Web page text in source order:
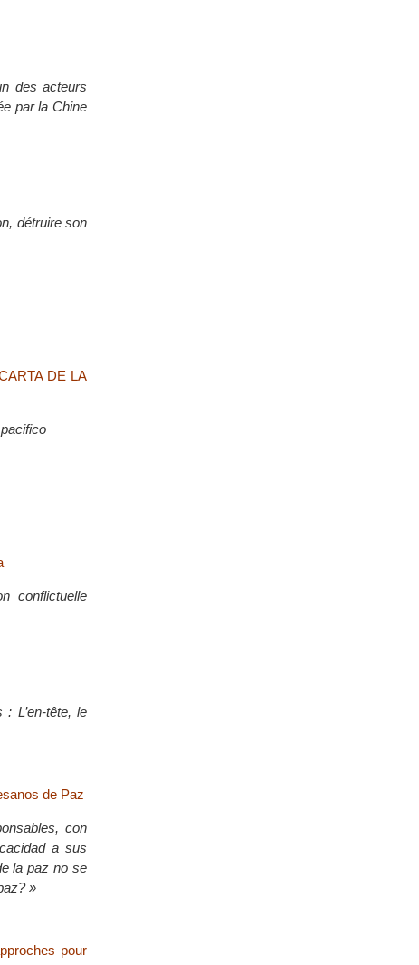
des acteurs
par la Chine
détruire son
DE LA
conflictuelle
L’en-tête, le
de Paz
con
a sus
la paz no se
»
pour